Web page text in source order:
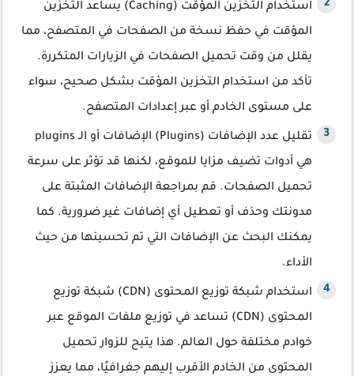
استخدام التخزين المؤقت (Caching) يساعد التخزين
المؤقت في حفظ نسخة من الصفحات في المتصفح، مما
يقلل من وقت تحميل الصفحات في الزيارات المتكررة.
تأكد من استخدام التخزين المؤقت بشكل صحيح، سواء
على مستوى الخادم أو عبر إعدادات المتصفح.
تقليل عدد الإضافات (Plugins) الإضافات أو الـ plugins
هي أدوات تضيف مزايا للموقع، لكنها قد تؤثر على سرعة
تحميل الصفحات. قم بمراجعة الإضافات المثبتة على
مدونتك وحذف أو تعطيل أي إضافات غير ضرورية. كما
يمكنك البحث عن الإضافات التي تم تحسينها من حيث
الأداء.
استخدام شبكة توزيع المحتوى (CDN) شبكة توزيع
المحتوى (CDN) تساعد في توزيع ملفات الموقع عبر
خوادم مختلفة حول العالم. هذا يتيح للزوار تحميل
المحتوى من الخادم الأقرب إليهم جغرافيًا، مما يعزز